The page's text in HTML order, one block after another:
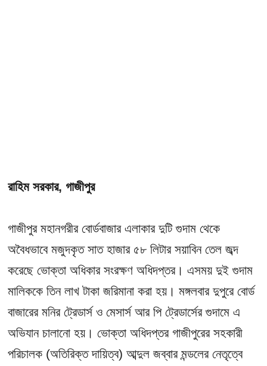
রাহিম সরকার, গাজীপুর
গাজীপুর মহানগরীর বোর্ডবাজার এলাকার দুটি গুদাম থেকে
অবৈধভাবে মজুদকৃত সাত হাজার ৫৮ লিটার সয়াবিন তেল জব্দ
করেছে ভোক্তা অধিকার সংরক্ষণ অধিদপ্তর। এসময় দুই গুদাম
মালিককে তিন লাখ টাকা জরিমানা করা হয়। মঙ্গলবার দুপুরে বোর্ড
বাজারের মনির ট্রেডার্স ও মেসার্স আর পি ট্রেডার্সের গুদামে এ
অভিযান চালানো হয়। ভোক্তা অধিদপ্তর গাজীপুরের সহকারী
পরিচালক (অতিরিক্ত দায়িত্ব) আব্দুল জব্বার মন্ডলের নেতৃত্বে